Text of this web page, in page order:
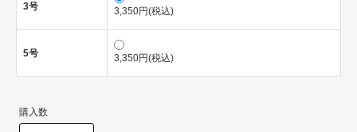
3号 3,350円(税込)
5号 3,350円(税込)
購入数